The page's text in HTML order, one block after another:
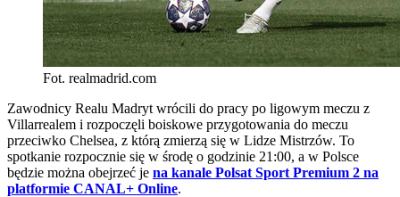
Fot. realmadrid.com
Zawodnicy Realu Madryt wrócili do pracy po ligowym meczu z
Villarrealem i rozpoczęli boiskowe przygotowania do meczu
przeciwko Chelsea, z którą zmierzą się w Lidze Mistrzów. To
spotkanie rozpocznie się w środę o godzinie 21:00, a w Polsce
będzie można obejrzeć je na kanale Polsat Sport Premium 2 na
platformie CANAL+ Online.